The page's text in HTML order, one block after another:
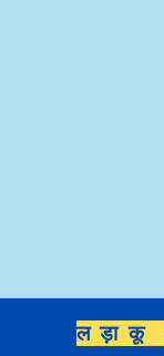
लड़ाकू